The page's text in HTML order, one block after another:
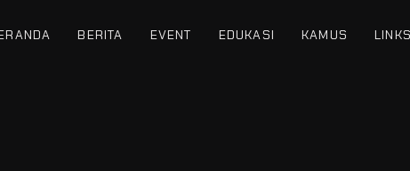
BERITA EVENT EDUKASI KAMUS LINKS